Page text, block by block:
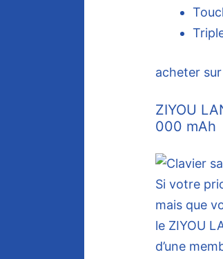
acheter
ZIYOU
000 mAh
Si votre
mais que
le ZIYOU
d’une